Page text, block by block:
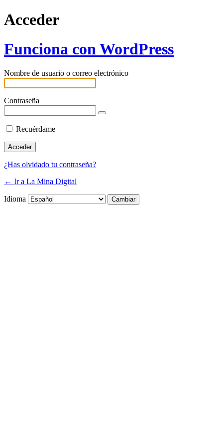
Acceder
Funciona con WordPress
Nombre de usuario o correo electrónico
Contraseña
Recuérdame
¿Has olvidado tu contraseña?
← Ir a La Mina Digital
Idioma